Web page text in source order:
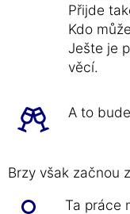
Přijde
Kdo
Ješte je
věcí.
A to
Brzy však začnou
Ta práce